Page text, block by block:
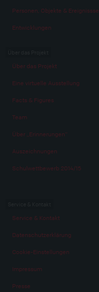
Personen, Objekte & Ereignissse
Entwicklungen
Über das Projekt
Eine virtuelle Ausstellung
Facts & Figures
Team
Über „Erinnerungen“
Auszeichnungen
Schulwettbewerb 2014/15
Service & Kontakt
Datenschutzerklärung
Cookie-Einstellungen
Impressum
Presse